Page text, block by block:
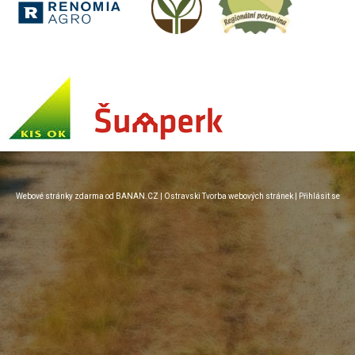
Webové stránky zdarma od BANAN.CZ Ostravski Tvorba webových stránek Přihlásit se